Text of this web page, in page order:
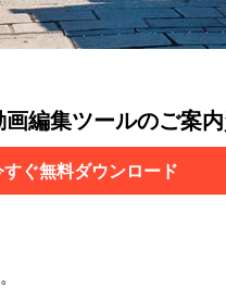
編集ツールのご案
ぐ無料ダウンロード